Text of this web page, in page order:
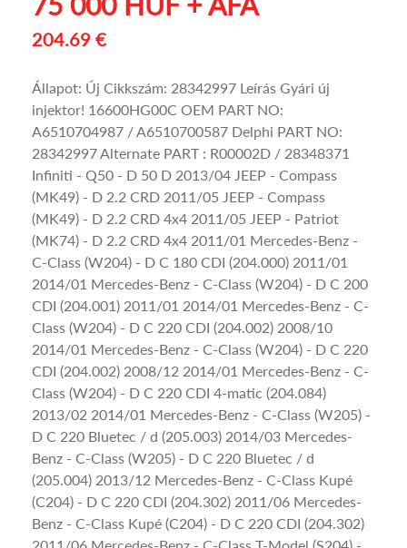
204.69 €
Állapot: Új Cikkszám: 28342997 Leírás Gyári új
injektor! 16600HG00C OEM PART NO:
A6510704987 / A6510700587 Delphi PART NO:
28342997 Alternate PART : R00002D / 28348371
Infiniti - Q50 - D 50 D 2013/04 JEEP - Compass
(MK49) - D 2.2 CRD 2011/05 JEEP - Compass
(MK49) - D 2.2 CRD 4x4 2011/05 JEEP - Patriot
(MK74) - D 2.2 CRD 4x4 2011/01 Mercedes-Benz -
C-Class (W204) - D C 180 CDI (204.000) 2011/01
2014/01 Mercedes-Benz - C-Class (W204) - D C 200
CDI (204.001) 2011/01 2014/01 Mercedes-Benz - C-
Class (W204) - D C 220 CDI (204.002) 2008/10
2014/01 Mercedes-Benz - C-Class (W204) - D C 220
CDI (204.002) 2008/12 2014/01 Mercedes-Benz - C-
Class (W204) - D C 220 CDI 4-matic (204.084)
2013/02 2014/01 Mercedes-Benz - C-Class (W205) -
D C 220 Bluetec / d (205.003) 2014/03 Mercedes-
Benz - C-Class (W205) - D C 220 Bluetec / d
(205.004) 2013/12 Mercedes-Benz - C-Class Kupé
(C204) - D C 220 CDI (204.302) 2011/06 Mercedes-
Benz - C-Class Kupé (C204) - D C 220 CDI (204.302)
2011/06 Mercedes-Benz - C-Class T-Model (S204) -